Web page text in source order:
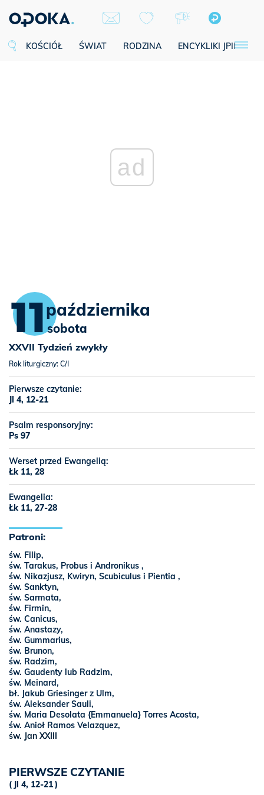
KOŚCIÓŁ ŚWIAT RODZINA ENCYKLIKI JPII
ad
11października
sobota
XXVII Tydzień zwykły
Rok liturgiczny: C/I
Pierwsze czytanie:
Jl 4, 12-21
Psalm responsoryjny:
Ps 97
Werset przed Ewangelią:
Łk 11, 28
Ewangelia:
Łk 11, 27-28
Patroni:
św. Filip,
św. Tarakus, Probus i Andronikus ,
św. Nikazjusz, Kwiryn, Scubiculus i Pientia ,
św. Sanktyn,
św. Sarmata,
św. Firmin,
św. Canicus,
św. Anastazy,
św. Gummarius,
św. Brunon,
św. Radzim,
św. Gaudenty lub Radzim,
św. Meinard,
bł. Jakub Griesinger z Ulm,
św. Aleksander Sauli,
św. Maria Desolata {Emmanuela} Torres Acosta,
św. Anioł Ramos Velazquez,
św. Jan XXIII
PIERWSZE CZYTANIE
Jl 4, 12-21